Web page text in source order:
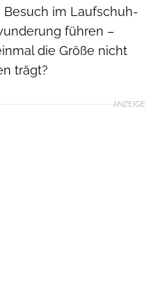
Besuch im Laufschuh-
führen –
die Größe nicht
trägt?
ANZEIGE